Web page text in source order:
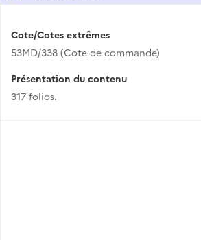
Cote/Cotes extrêmes
53MD/338 (Cote de commande)
Présentation du contenu
317 folios.